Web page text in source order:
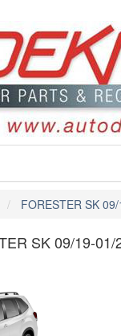
FORESTER SK
SK 09/19-01/